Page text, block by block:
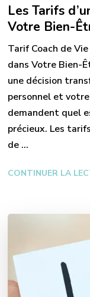
Les Tarifs
Votre Bien-
Tarif Coach de
dans Votre Bien-
une décision
personnel et
demandent quel
précieux. Les
de …
CONTINUER LA